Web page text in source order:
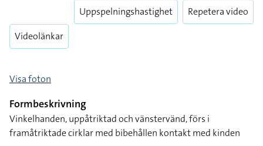
Videolänkar
Uppspelningshastighet Repetera video
Visa foton
Formbeskrivning
Vinkelhanden, uppåtriktad och vänstervänd, förs i
framåtriktade cirklar med bibehållen kontakt med kinden